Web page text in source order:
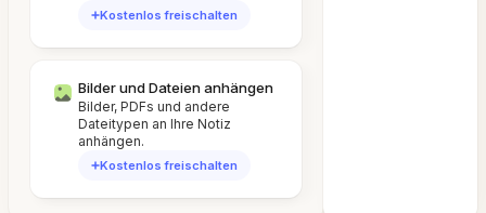
Kostenlos freischalten
Bilder und Dateien anhängen
Bilder, PDFs und andere
Dateitypen an Ihre Notiz
anhängen.
Kostenlos freischalten